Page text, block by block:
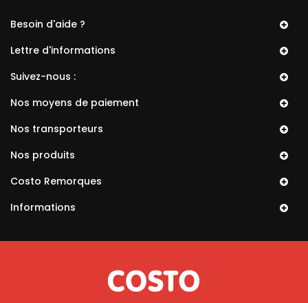
Besoin d'aide ?
Lettre d'informations
Suivez-nous :
Nos moyens de paiement
Nos transporteurs
Nos produits
Costo Remorques
Informations